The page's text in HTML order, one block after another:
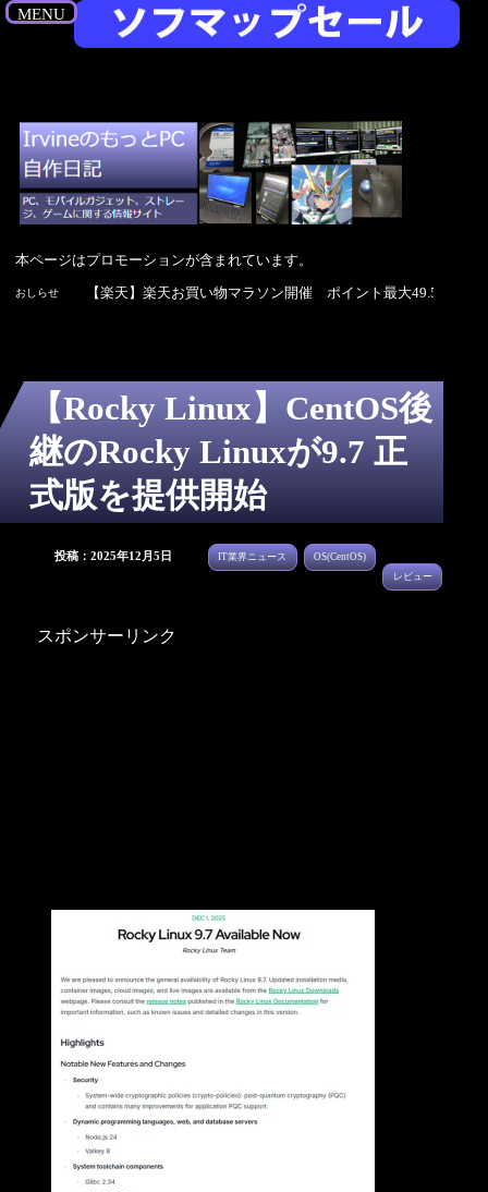
MENU
本ページはプロモーションが含まれています。
おしらせ
【Rocky Linux】CentOS後
継のRocky Linuxが9.7 正
式版を提供開始
投稿：2025年12月5日 IT業界ニュース
OS(CentOS)
レビュー
スポンサーリンク